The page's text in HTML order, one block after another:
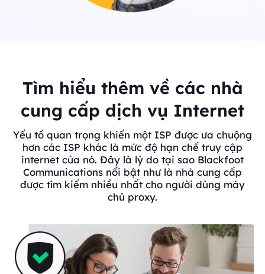
Tìm hiểu thêm về các nhà
cung cấp dịch vụ Internet
Yếu tố quan trọng khiến một ISP được ưa chuộng
hơn các ISP khác là mức độ hạn chế truy cập
internet của nó. Đây là lý do tại sao Blackfoot
Communications nổi bật như là nhà cung cấp
được tìm kiếm nhiều nhất cho người dùng máy
chủ proxy.